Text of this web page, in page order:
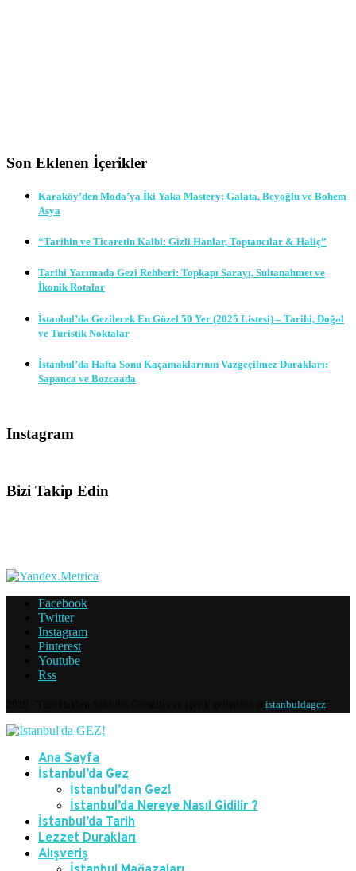
Son Eklenen İçerikler
Karaköy’den Moda’ya İki Yaka Mastery: Galata, Beyoğlu ve Bohem
Asya
“Tarihin ve Ticaretin Kalbi: Gizli Hanlar, Toptancılar & Haliç”
Tarihi Yarımada Gezi Rehberi: Topkapı Sarayı, Sultanahmet ve
İkonik Rotalar
İstanbul’da Gezilecek En Güzel 50 Yer (2025 Listesi) – Tarihi, Doğal
ve Turistik Noktalar
İstanbul’da Hafta Sonu Kaçamaklarının Vazgeçilmez Durakları:
Sapanca ve Bozcaada
Instagram
Bizi Takip Edin
Facebook
Twitter
Instagram
Pinterest
Youtube
Rss
istanbuldagez
Ana Sayfa
İstanbul’da Gez
İstanbul’dan Gez!
İstanbul’da Nereye Nasıl Gidilir ?
İstanbul’da Tarih
Lezzet Durakları
Alışveriş